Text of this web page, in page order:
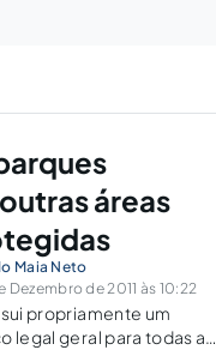
áreas
Maia Neto
Dezembro de 2011 às 10:22
propriamente um
legal geral para todas as